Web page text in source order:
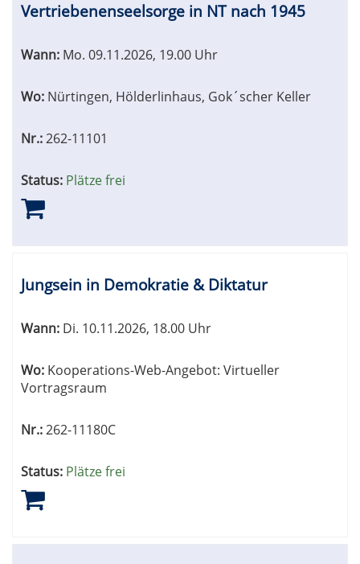
Vertriebenenseelsorge in NT nach 1945
Wann: Mo. 09.11.2026, 19.00 Uhr
Wo: Nürtingen, Hölderlinhaus, Gok´scher Keller
Nr.:262-11101
Status: Plätze frei
Jungsein in Demokratie & Diktatur
Wann: Di. 10.11.2026, 18.00 Uhr
Wo: Kooperations-Web-Angebot: Virtueller
Vortragsraum
Nr.:262-11180C
Status: Plätze frei